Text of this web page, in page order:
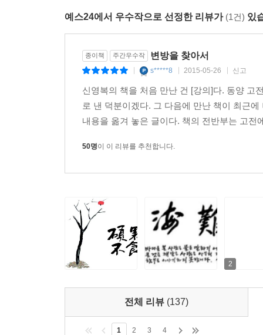
인식틀에 갇혀 있다. 문사철은 언어, 개념, 논리
세계를 담을 수 없음은 물론이고, 세계를 온당하
인식틀을 깨뜨리는 것이 공부의 시작이다.
시적 관점이 최고의 대안은 아니지만, 문학서
선생은 감옥에서 만난 한 노인 재소자의 이야기
이야기한다. 신입자가 들어오는 첫날이면 어김
사실이 아니다. 창피했던 일들은 빼고 무용담
부슬부슬 오는 늦가을 어느 날, 하염없이 철창
아닌, 소망과 반성이 있는 진실의 주인공으로 봐
『주역』: 세계의 온전한 이해를 위해서는 그 사람
『주역』에서는 이 강의의 화두인 ‘관계론’을
온전하게 인식하기 위해서는 그 사람이 맺고 있
관련하여 동베를린 사건으로 투옥되었던 고암
차이를 보여준다. 『주역』의 관계론이 인식틀로
예스24에서 우수작으로 선정한 리뷰가 (1건) 있
종이책 주간우수작 변방을 찾아서
s*****8 2015-05-26 신고
신영복의 책을 처음 만난 건 [강의]다. 동양 고
로 낸 덕분이겠다. 그 다음에 만난 책이 최근
내용을 옮겨 놓은 글이다. 책의 전반부는 고
50명이 이 리뷰를 추천합니다.
2
전체 리뷰 (137)
1 2 3 4